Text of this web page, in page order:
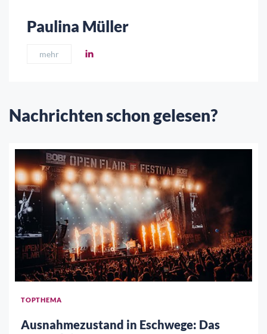
Paulina Müller
mehr
Nachrichten schon gelesen?
TOPTHEMA
Ausnahmezustand in Eschwege: Das